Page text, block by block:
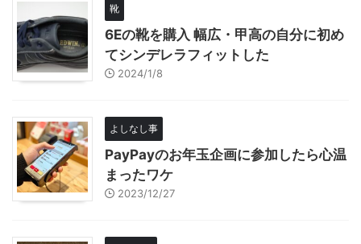
靴
6Eの靴を購入 幅広・甲高の自分に初め
てシンデレラフィットした
2024/1/8
よしなし事
PayPayのお年玉企画に参加したら心温
まったワケ
2023/12/27